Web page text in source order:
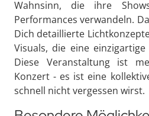
Wahnsinn, die ihre
Performances verwandeln.
Dich detaillierte
Visuals, die eine
Diese Veranstaltung ist
Konzert - es ist eine
schnell nicht vergessen wirst.